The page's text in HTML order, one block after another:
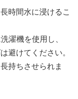
時間水に浸けるこ
濯機を使用し、
避けてください。
持ちさせられま